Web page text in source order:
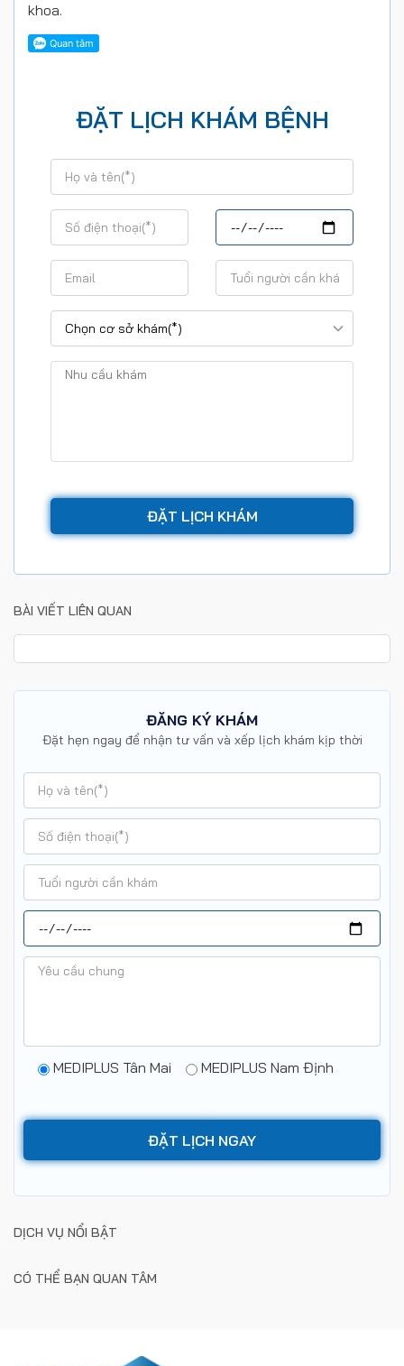
khoa.
ĐẶT LỊCH KHÁM BỆNH
BÀI VIẾT LIÊN QUAN
ĐĂNG KÝ KHÁM
Đặt hẹn ngay để nhận tư vấn và xếp lịch khám kịp thời
MEDIPLUS Tân Mai MEDIPLUS Nam Định
DỊCH VỤ NỔI BẬT
CÓ THỂ BẠN QUAN TÂM